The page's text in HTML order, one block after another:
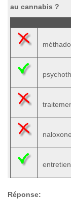
au cannabis ?
naloxone
Réponse: